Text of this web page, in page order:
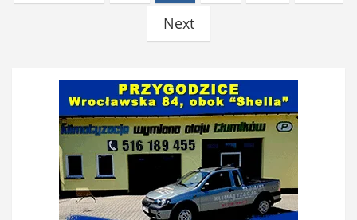
Next